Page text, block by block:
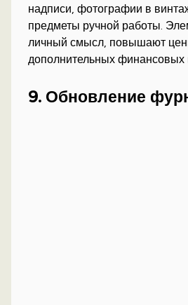
надписи, фотографии в
предметы ручной работы.
личный смысл, повышают
дополнительных финансовых
9. Обновление